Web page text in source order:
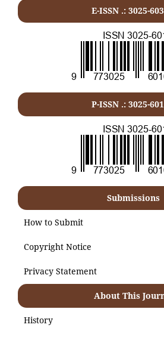
E-ISSN .: 3025-
P-ISSN .: 3025-
Submissions
How to Submit
Copyright Notice
Privacy Statement
About This
History